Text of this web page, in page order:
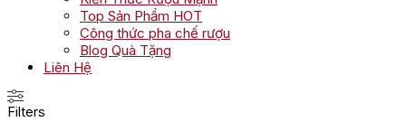
Top Sản Phẩm HOT
Công thức pha chế rượu
Blog Quà Tặng
Liên Hệ
Filters